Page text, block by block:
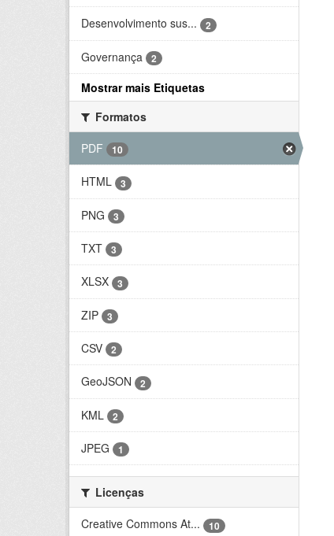
Desenvolvimento sus... 2
Governança 2
Mostrar mais Etiquetas
Formatos
PDF
10
HTML 3
PNG 3
TXT 3
XLSX 3
ZIP 3
CSV 2
GeoJSON 2
KML 2
JPEG 1
Licenças
Creative Commons At...
10